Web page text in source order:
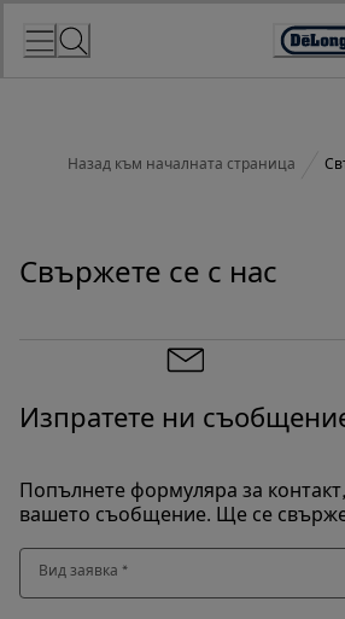
Назад към началната страница
Свържете се с нас
Изпратете ни
Попълнете формуляра за
вашето съобщение. Ще се
Вид заявка *